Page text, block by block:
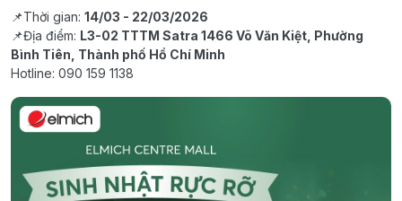
📌Thời gian: 14/03 - 22/03/2026
📌Địa điểm: L3-02 TTTM Satra 1466 Võ Văn Kiệt, Phường
Bình Tiên, Thành phố Hồ Chí Minh
Hotline: 090 159 1138